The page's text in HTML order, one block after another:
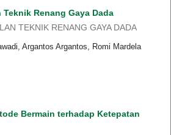
Renang Gaya Dada
TEKNIK RENANG GAYA DADA
Argantos Argantos, Romi Mardela
Bermain terhadap Ketepatan